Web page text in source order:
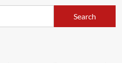
Search